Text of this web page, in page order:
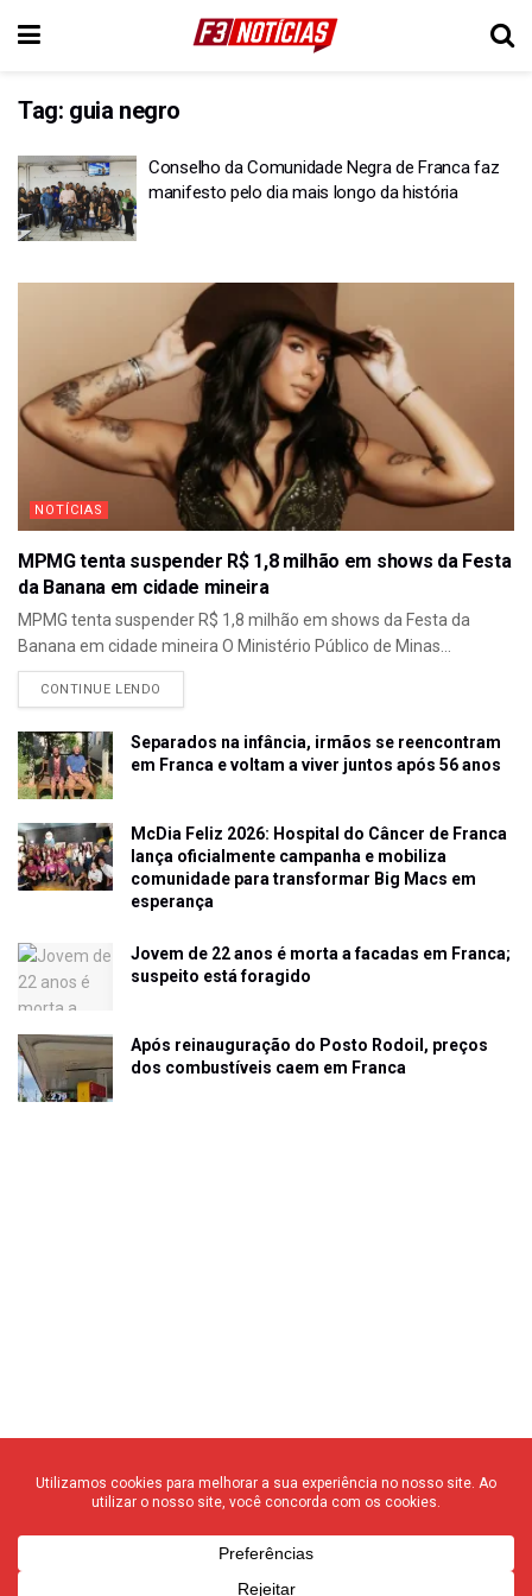
Tag: guia negro
Conselho da Comunidade Negra de Franca faz
manifesto pelo dia mais longo da história
NOTÍCIAS
MPMG tenta suspender R$ 1,8 milhão em shows da Festa
da Banana em cidade mineira
MPMG tenta suspender R$ 1,8 milhão em shows da Festa da
Banana em cidade mineira O Ministério Público de Minas...
CONTINUE LENDO
Separados na infância, irmãos se reencontram
em Franca e voltam a viver juntos após 56 anos
McDia Feliz 2026: Hospital do Câncer de Franca
lança oficialmente campanha e mobiliza
comunidade para transformar Big Macs em
esperança
Jovem de 22 anos é morta a facadas em Franca;
suspeito está foragido
Após reinauguração do Posto Rodoil, preços
dos combustíveis caem em Franca
© 2020 F3 Notícias – Todos os direitos reservados